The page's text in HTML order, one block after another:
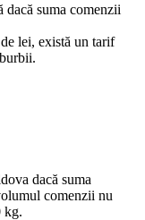
suma comenzii
lei, există un tarif
dacă suma
comenzii nu
kg.